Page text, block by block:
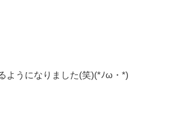
ようになりました(笑)(*ﾉω・*)